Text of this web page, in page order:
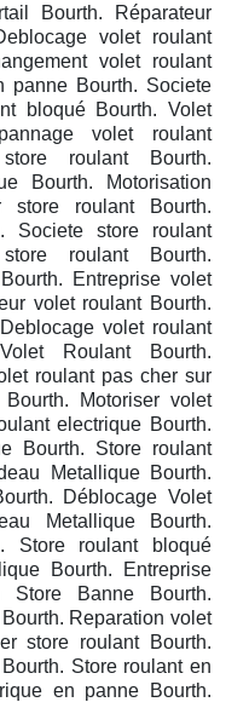
Bourth. Réparateur
volet roulant
volet roulant
panne Bourth. Societe
bloqué Bourth. Volet
volet roulant
roulant Bourth.
Bourth. Motorisation
store roulant Bourth.
Societe store roulant
roulant Bourth.
Entreprise volet
volet roulant Bourth.
volet roulant
Roulant Bourth.
roulant pas cher sur
Motoriser volet
electrique Bourth.
Bourth. Store roulant
Metallique Bourth.
Déblocage Volet
Metallique Bourth.
Store roulant bloqué
Bourth. Entreprise
Store Banne Bourth.
Reparation volet
store roulant Bourth.
Store roulant en
en panne Bourth.